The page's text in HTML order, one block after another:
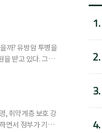
도다. 개인별 취
까? 유방암 투병을
을 받고 있다. 그러
, 취약계층 보호 강
면서 정부가 기존
1.
2.
3.
4.